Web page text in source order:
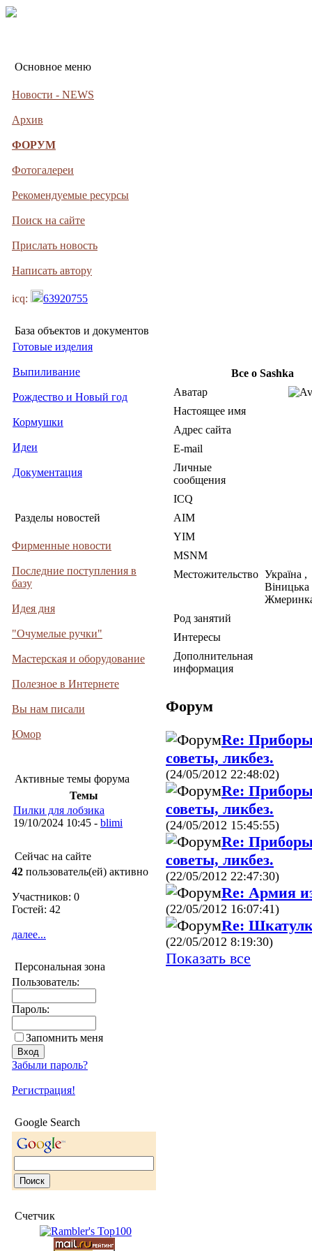
Основное меню
Новости - NEWS
Архив
ФОРУМ
Фотогалереи
Рекомендуемые ресурсы
Поиск на сайте
Прислать новость
Написать автору
icq: 63920755
База объектов и документов
Готовые изделия
Выпиливание
Рождество и Новый год
Кормушки
Идеи
Документация
Разделы новостей
Фирменные новости
Последние поступления в
базу
Идея дня
"Очумелые ручки"
Мастерская и оборудование
Полезное в Интернете
Вы нам писали
Юмор
Активные темы форума
Темы
Пилки для лобзика
19/10/2024 10:45 - blimi
Сейчас на сайте
42 пользователь(ей) активно
Участников: 0
Гостей: 42
далее...
Персональная зона
Пользователь:
Пароль:
Запомнить меня
Забыли пароль?
Регистрация!
Google Search
Счетчик
Все о Sashka
Аватар
Настоящее имя
Адрес сайта
E-mail
Личные
сообщения
ICQ
AIM
YIM
MSNM
Местожительство Україна ,
Віницька
Род занятий
Интересы
Дополнительная
информация
Форум
Re:
советы, ликбез.
(24/05/2012 22:48:02)
Re:
советы, ликбез.
(24/05/2012 15:45:55)
Re:
советы, ликбез.
(22/05/2012 22:47:30)
Re: Армия
(22/05/2012 16:07:41)
Re:
(22/05/2012 8:19:30)
Показать все